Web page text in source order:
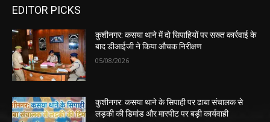
EDITOR PICKS
कुशीनगर: कसया थाने में दो सिपाहियों पर सख्त कार्रवाई के
बाद डीआईजी ने किया औचक निरीक्षण
05/08/2026
कुशीनगर: कसया थाने के सिपाही पर ढाबा संचालक से
लड़की की डिमांड और मारपीट पर बड़ी कार्यवाही